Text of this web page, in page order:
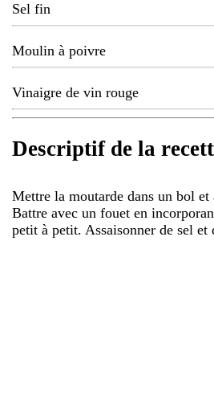
Sel fin
Moulin à poivre
Vinaigre de vin rouge
Descriptif de la
Mettre la moutarde dans un bol
Battre avec un fouet en
petit à petit. Assaisonner de sel et